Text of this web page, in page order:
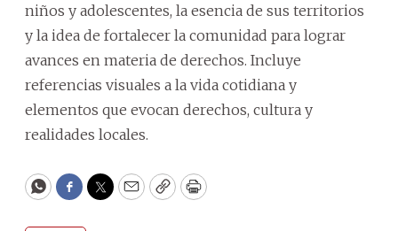
niños y adolescentes, la esencia de sus territorios
y la idea de fortalecer la comunidad para lograr
avances en materia de derechos. Incluye
referencias visuales a la vida cotidiana y
elementos que evocan derechos, cultura y
realidades locales.
WhatsApp
Facebook
Twitter
EmailCopyPrint